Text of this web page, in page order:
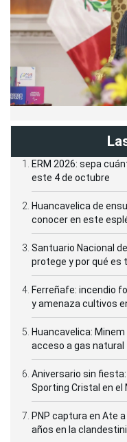
ERM 2026: sepa
este 4 de octubre
Huancavelica de
conocer en este
Santuario Nacional
protege y por qué es
Ferreñafe: incendio
y amenaza cultivos
Huancavelica:
acceso a gas natural
Aniversario sin
Sporting Cristal en el
PNP captura en Ate
años en la